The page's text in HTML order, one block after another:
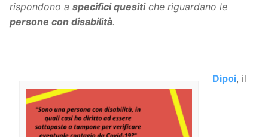
rispondono a specifici quesitiche riguardano le
persone con disabilità.
Dipoi, il